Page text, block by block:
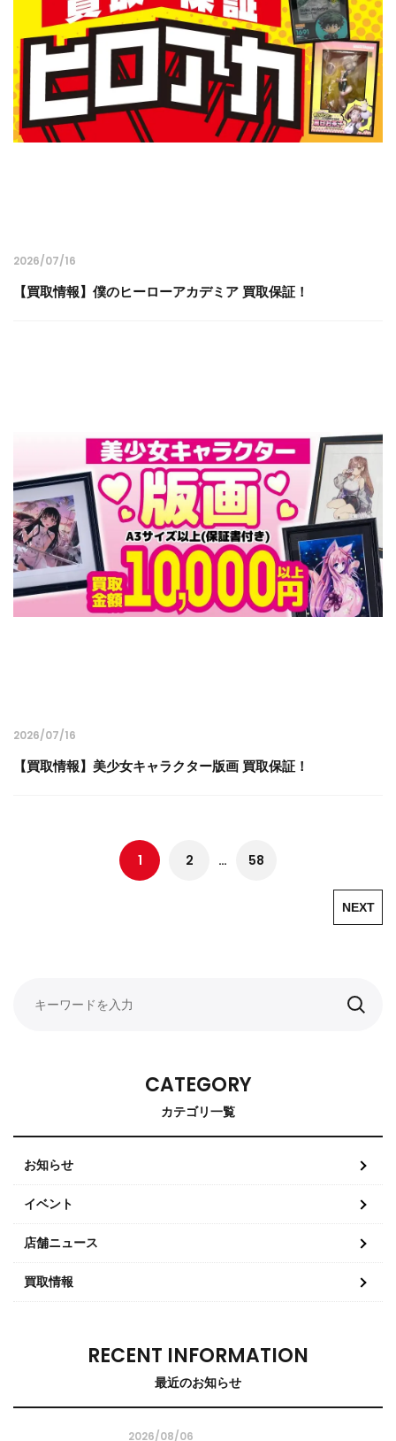
2026/07/16
【買取情報】僕のヒーローアカデミア 買取保証！
2026/07/16
【買取情報】美少女キャラクター版画 買取保証！
1 2 … 58
NEXT
CATEGORY
カテゴリ一覧
お知らせ
イベント
店舗ニュース
買取情報
RECENT INFORMATION
最近のお知らせ
2026/08/06